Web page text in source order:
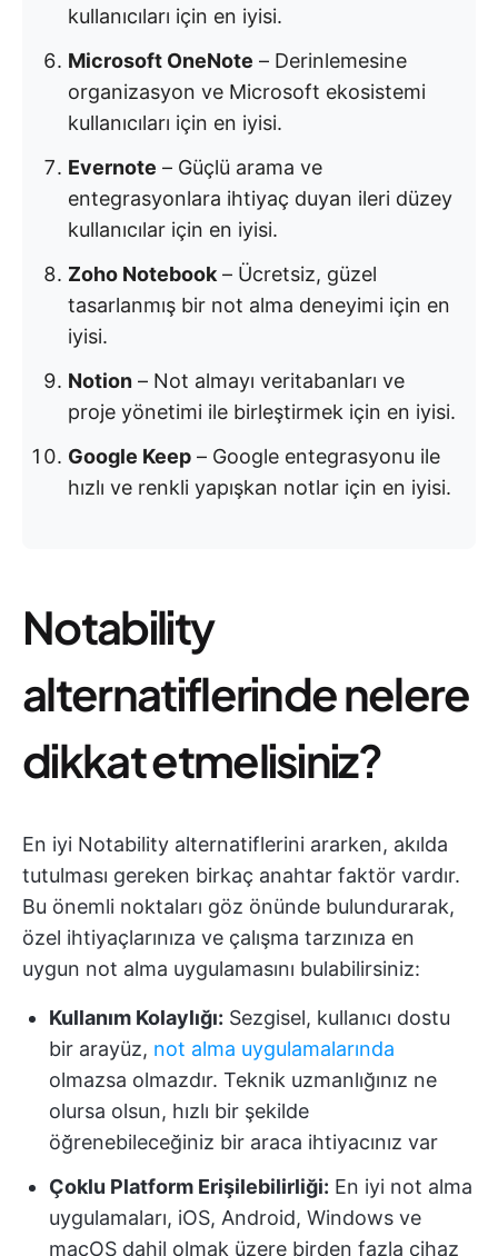
kullanıcıları için en iyisi.
Microsoft OneNote – Derinlemesine
organizasyon ve Microsoft ekosistemi
kullanıcıları için en iyisi.
Evernote – Güçlü arama ve
entegrasyonlara ihtiyaç duyan ileri düzey
kullanıcılar için en iyisi.
Zoho Notebook – Ücretsiz, güzel
tasarlanmış bir not alma deneyimi için en
iyisi.
Notion – Not almayı veritabanları ve
proje yönetimi ile birleştirmek için en iyisi.
Google Keep – Google entegrasyonu ile
hızlı ve renkli yapışkan notlar için en iyisi.
Notability
alternatiflerinde nelere
dikkat etmelisiniz?
En iyi Notability alternatiflerini ararken, akılda
tutulması gereken birkaç anahtar faktör vardır.
Bu önemli noktaları göz önünde bulundurarak,
özel ihtiyaçlarınıza ve çalışma tarzınıza en
uygun not alma uygulamasını bulabilirsiniz:
Kullanım Kolaylığı: Sezgisel, kullanıcı dostu
bir arayüz, not alma uygulamalarında
olmazsa olmazdır. Teknik uzmanlığınız ne
olursa olsun, hızlı bir şekilde
öğrenebileceğiniz bir araca ihtiyacınız var
Çoklu Platform Erişilebilirliği: En iyi not alma
uygulamaları, iOS, Android, Windows ve
macOS dahil olmak üzere birden fazla cihaz